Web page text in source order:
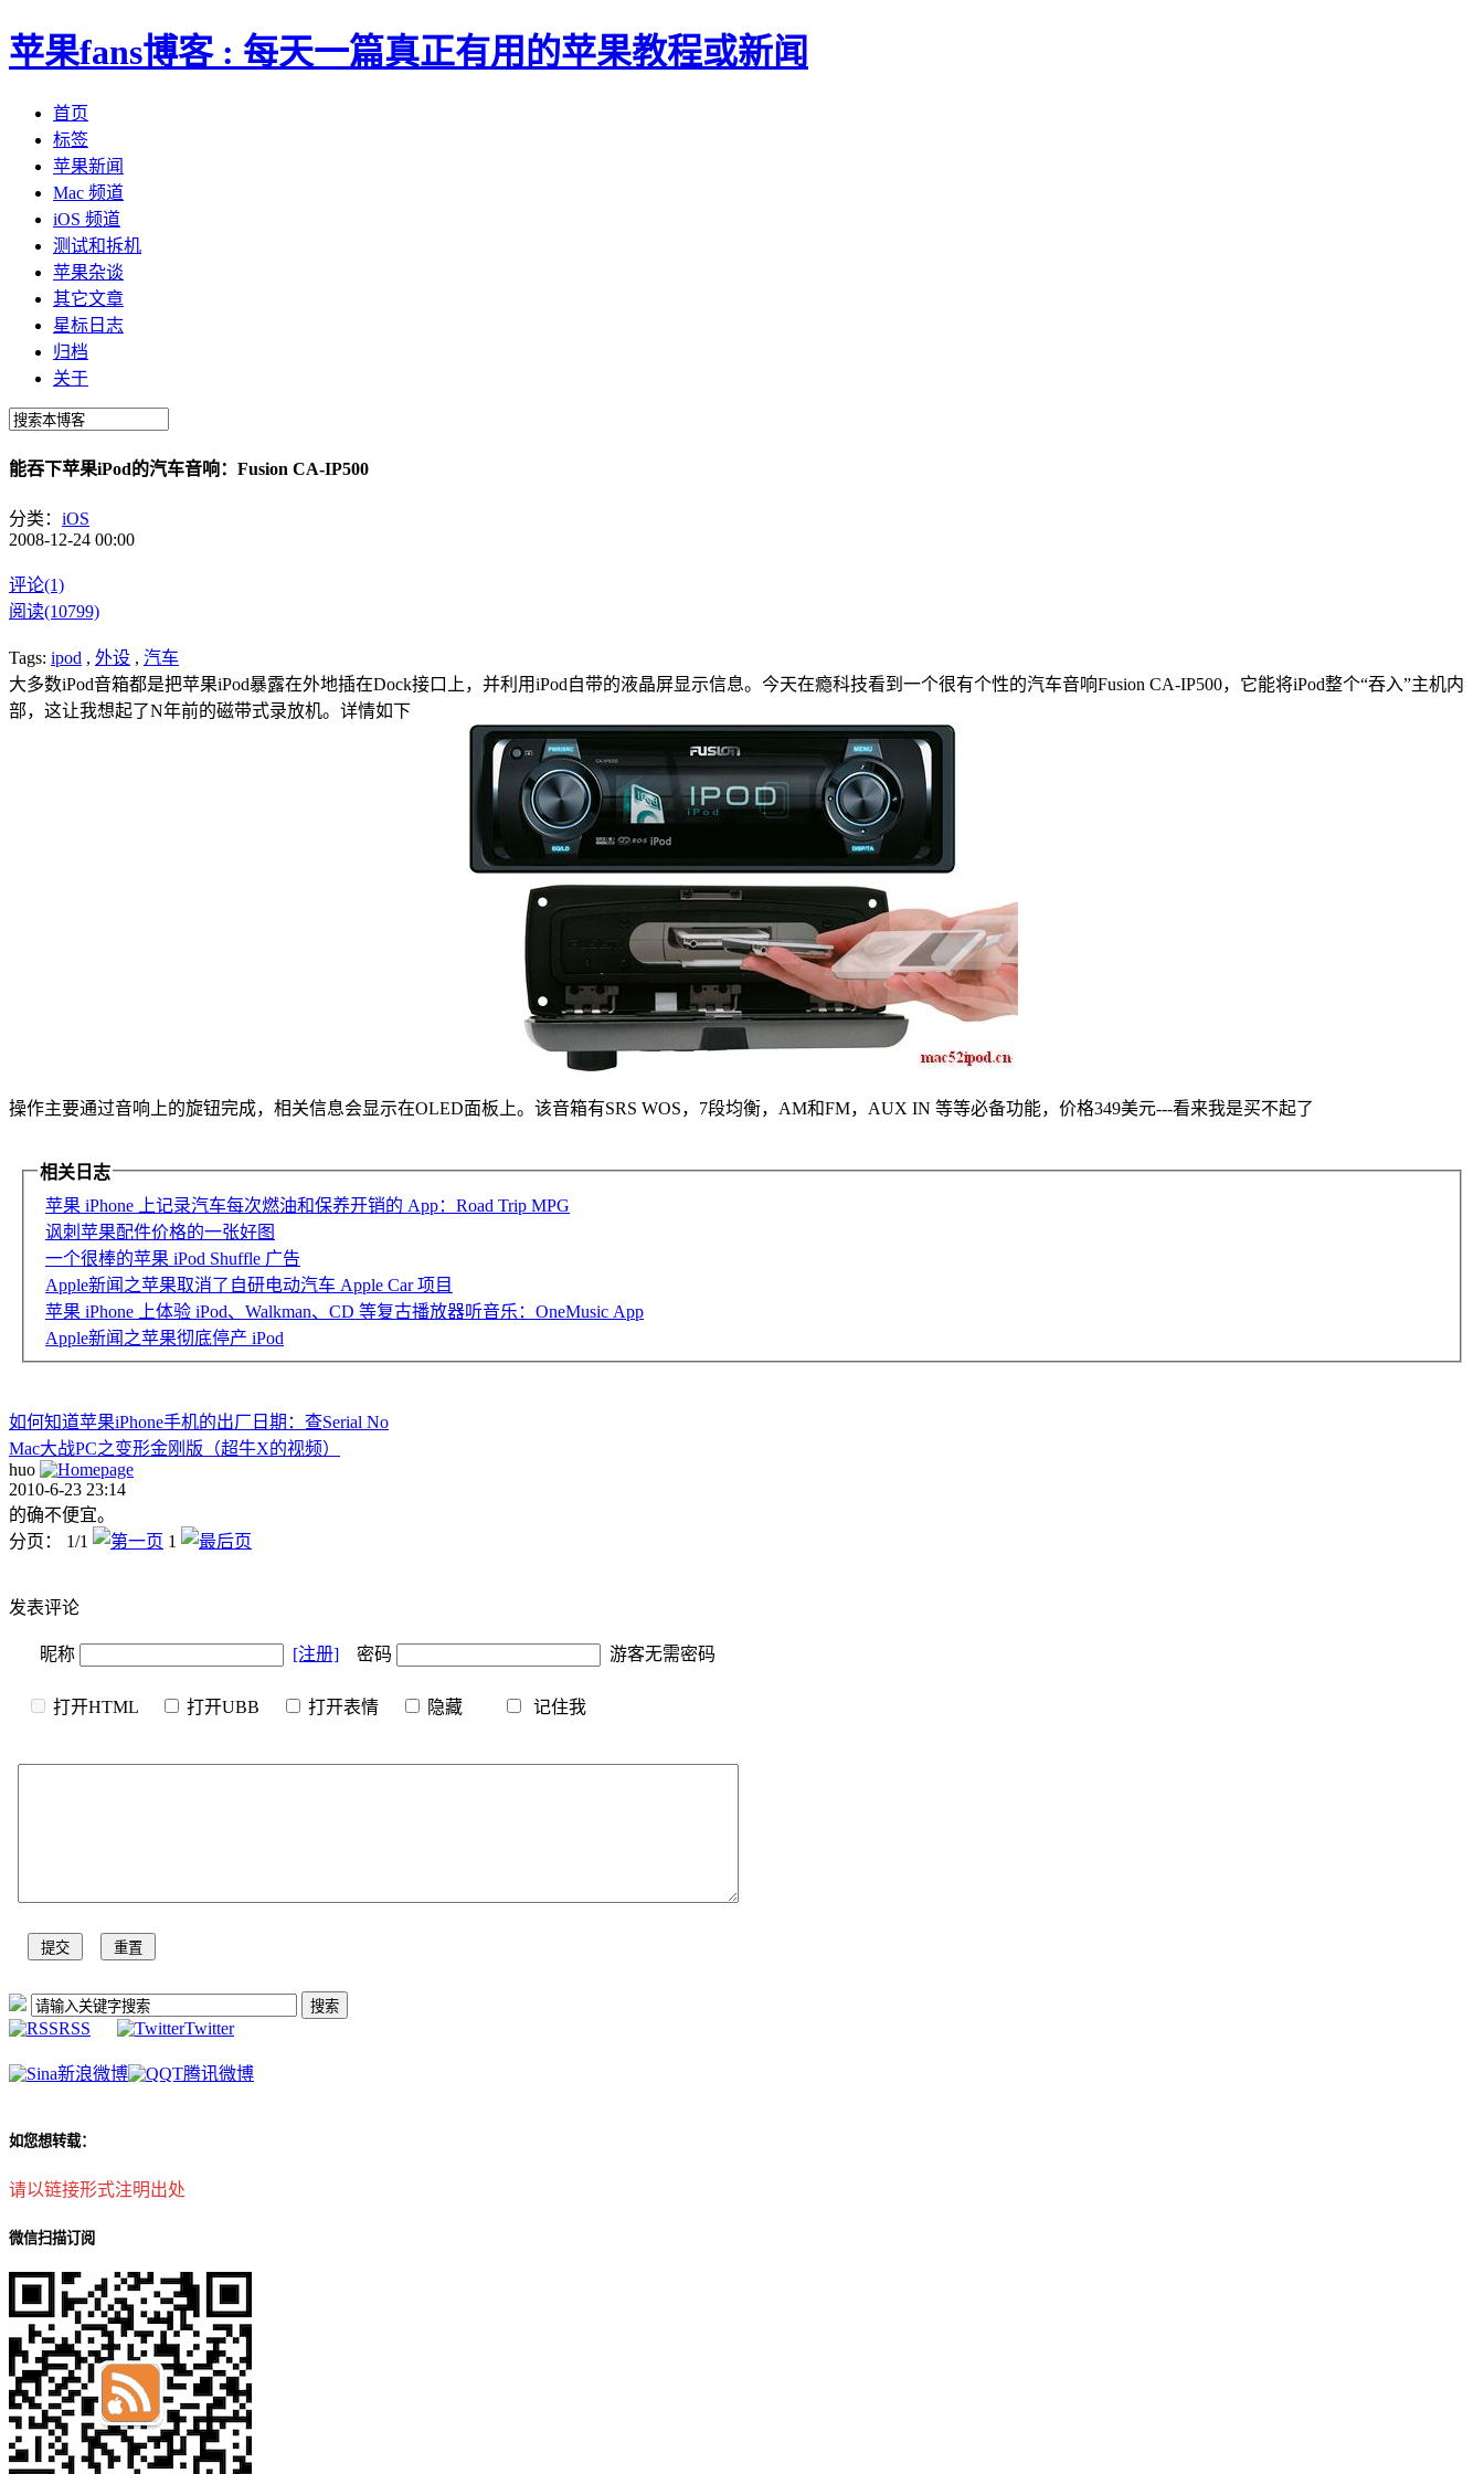
苹果fans博客 : 每天一篇真正有用的苹果教程或新闻
首页
标签
苹果新闻
Mac 频道
iOS 频道
测试和拆机
苹果杂谈
其它文章
星标日志
归档
关于
能吞下苹果iPod的汽车音响：Fusion CA-IP500
分类： iOS
2008-12-24 00:00
评论(1)
阅读(10799)
Tags: ipod , 外设 , 汽车
大多数iPod音箱都是把苹果iPod暴露在外地插在Dock接口上，并利用iPod自带的液晶屏显示信息。今天在瘾科技看到一个很有个性的汽车音响Fusion CA-IP500，它能将iPod整个“吞入”主机内
部，这让我想起了N年前的磁带式录放机。详情如下
操作主要通过音响上的旋钮完成，相关信息会显示在OLED面板上。 该音箱有SRS WOS，7段均衡，AM和FM，AUX IN 等等必备功能，价格349美元---看来我是买不起了
相关日志
苹果 iPhone 上记录汽车每次燃油和保养开销的 App：Road Trip MPG
讽刺苹果配件价格的一张好图
一个很棒的苹果 iPod Shuffle 广告
Apple新闻之苹果取消了自研电动汽车 Apple Car 项目
苹果 iPhone 上体验 iPod、Walkman、CD 等复古播放器听音乐：OneMusic App
Apple新闻之苹果彻底停产 iPod
如何知道苹果iPhone手机的出厂日期：查Serial No
Mac大战PC之变形金刚版（超牛X的视频）
huo
2010-6-23 23:14
的确不便宜。
分页： 1/1
1
发表评论
昵称 [注册] 密码 游客无需密码
打开HTML 打开UBB 打开表情 隐藏 记住我
RSS Twitter
新浪微博 腾讯微博
如您想转载：
请以链接形式注明出处
微信扫描订阅